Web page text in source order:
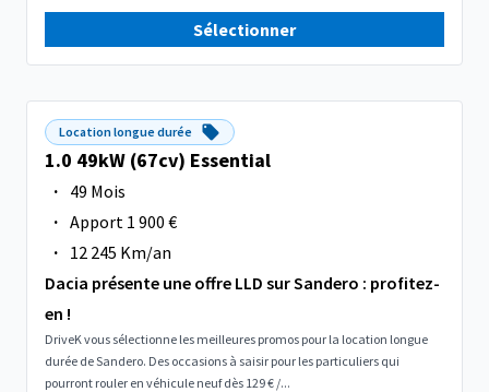
Sélectionner
Location longue durée
1.0 49kW (67cv) Essential
· 49 Mois
· Apport 1 900 €
· 12 245 Km/an
Dacia présente une offre LLD sur Sandero : profitez-
en !
DriveK vous sélectionne les meilleures promos pour la location longue
durée de Sandero. Des occasions à saisir pour les particuliers qui
pourront rouler en véhicule neuf dès 129 € /...